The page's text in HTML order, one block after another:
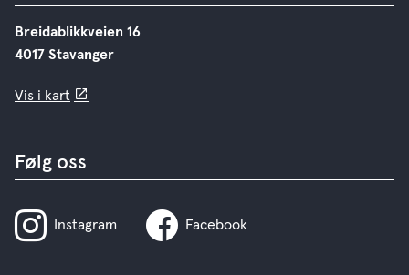
Breidablikkveien 16
4017 Stavanger
Vis i kart
Følg oss
Instagram Facebook